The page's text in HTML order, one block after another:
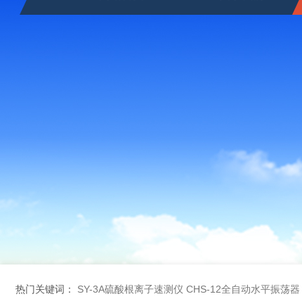
热门关键词： SY-3A硫酸根离子速测仪 CHS-12全自动水平振荡器